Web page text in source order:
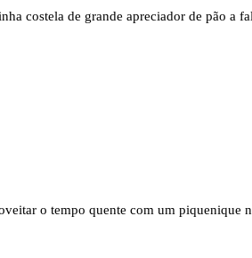
costela de grande apreciador de pão a
o tempo quente com um